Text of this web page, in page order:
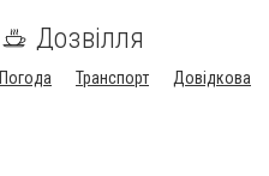
Дозвілля
Погода Транспорт Довідкова